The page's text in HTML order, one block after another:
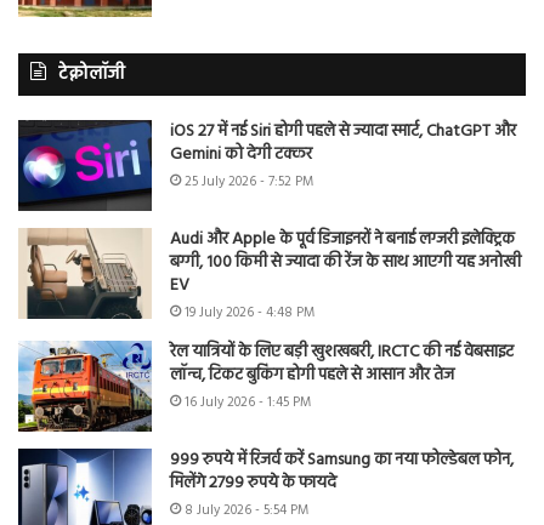
टेक्नोलॉजी
iOS 27 में नई Siri होगी पहले से ज्यादा स्मार्ट, ChatGPT और
Gemini को देगी टक्कर
25 July 2026 - 7:52 PM
Audi और Apple के पूर्व डिजाइनरों ने बनाई लग्जरी इलेक्ट्रिक
बग्गी, 100 किमी से ज्यादा की रेंज के साथ आएगी यह अनोखी
EV
19 July 2026 - 4:48 PM
रेल यात्रियों के लिए बड़ी खुशखबरी, IRCTC की नई वेबसाइट
लॉन्च, टिकट बुकिंग होगी पहले से आसान और तेज
16 July 2026 - 1:45 PM
999 रुपये में रिजर्व करें Samsung का नया फोल्डेबल फोन,
मिलेंगे 2799 रुपये के फायदे
8 July 2026 - 5:54 PM